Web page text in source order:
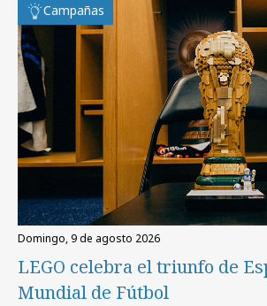
Campañas
domingo, 9 de agosto 2026
LEGO celebra el triunfo de
Mundial de Fútbol